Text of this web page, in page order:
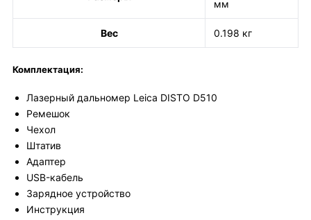
мм
Вес 0.198 кг
Комплектация:
Лазерный дальномер Leica DISTO D510
Ремешок
Чехол
Штатив
Адаптер
USB-кабель
Зарядное устройство
Инструкция